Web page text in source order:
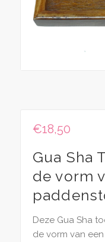
€18,50
Gua Sha
de vorm
Deze Gua Sha
de vorm van